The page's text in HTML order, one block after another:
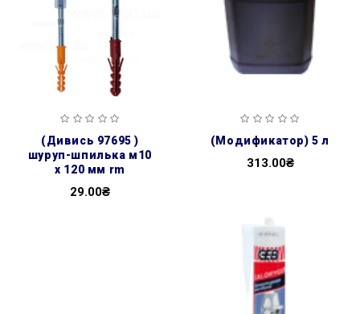
(дивись 97695 )
шуруп-шпилька м10
х 120 мм rm
29.00₴
(модификатор) 5 л
313.00₴